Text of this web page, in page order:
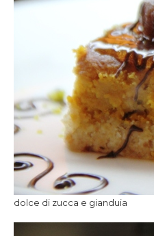
dolce di zucca e gianduia